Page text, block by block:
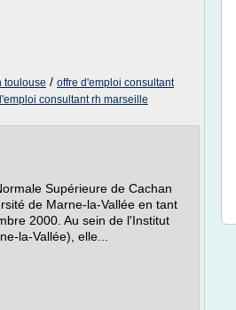
toulouse / offre d'emploi consultant
consultant rh marseille
Supérieure de Cachan
de Marne-la-Vallée en tant
2000. Au sein de l'Institut
la-Vallée), elle...